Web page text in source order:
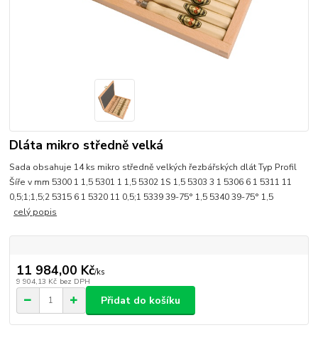
Dláta mikro středně velká
Sada obsahuje 14 ks mikro středně velkých řezbářských dlát Typ Profil
Šíře v mm 5300 1 1,5 5301 1 1,5 5302 1S 1,5 5303 3 1 5306 6 1 5311 11
0,5;1;1,5;2 5315 6 1 5320 11 0,5;1 5339 39-75° 1,5 5340 39-75° 1,5
celý popis
11 984,00 Kč/ks
9 904,13 Kč bez DPH
Přidat do košíku